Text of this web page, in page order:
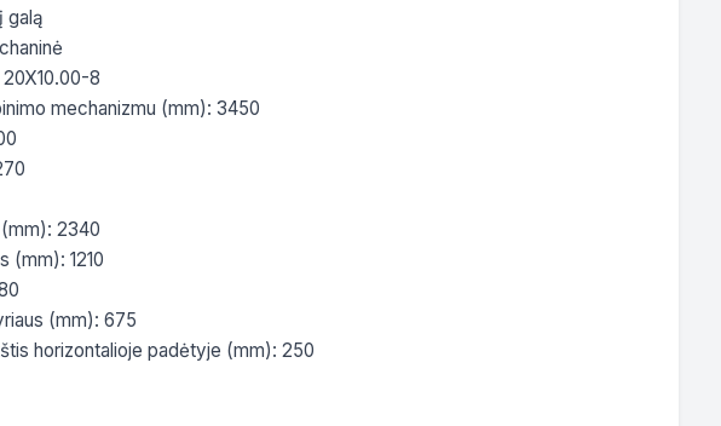
galą
8
mechanizmu (mm): 3450
2340
(mm): 1210
(mm): 675
horizontalioje padėtyje (mm): 250